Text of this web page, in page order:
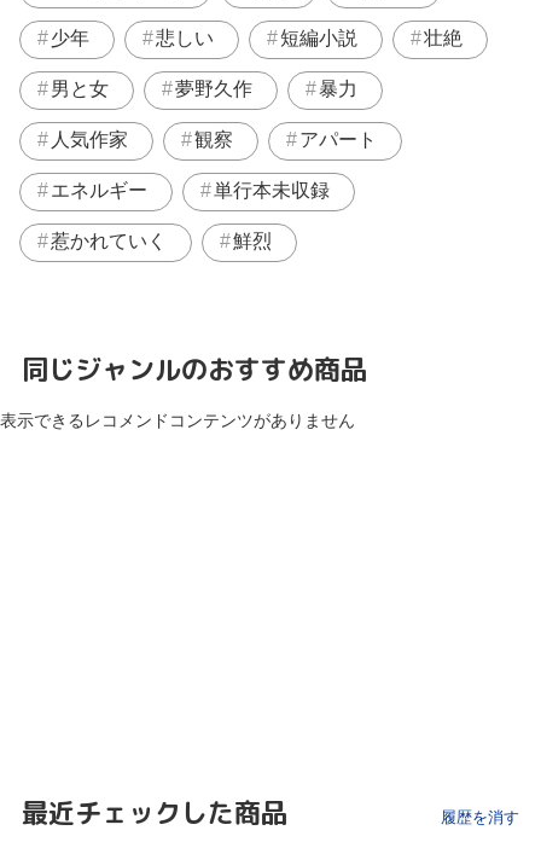
少年 悲しい 短編小説 壮絶
男と女 夢野久作 暴力
人気作家 観察 アパート
エネルギー 単行本未収録
惹かれていく 鮮烈
同じジャンルのおすすめ商品
表示できるレコメンドコンテンツがありません
最近チェックした商品 履歴を消す